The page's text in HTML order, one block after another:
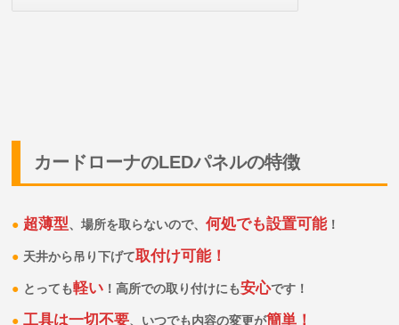
カードローナのLEDパネルの特徴
超薄型、場所を取らないので、何処でも設置可能！
天井から吊り下げて取付け可能！
とっても軽い ！高所での取り付けにも安心です！
工具は一切不要、いつでも内容の変更が簡単！